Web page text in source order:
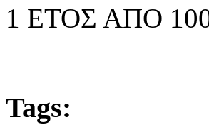
1 ΕΤΟΣ ΑΠΟ
Tags: